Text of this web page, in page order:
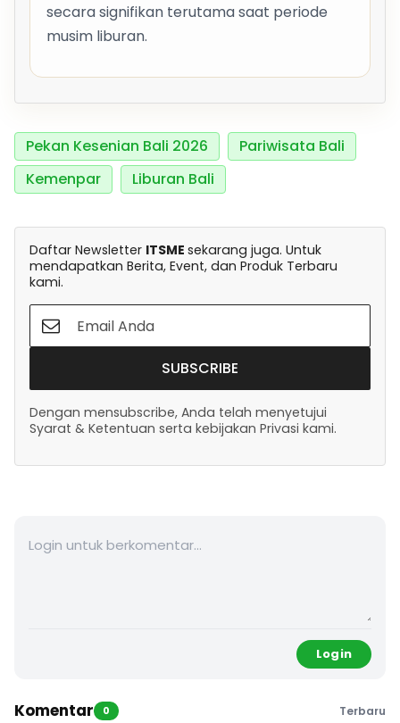
secara signifikan terutama saat periode
musim liburan.
Pekan Kesenian Bali 2026
Pariwisata Bali
Kemenpar
Liburan Bali
Daftar Newsletter ITSME sekarang juga. Untuk
mendapatkan Berita, Event, dan Produk Terbaru
kami.
SUBSCRIBE
Dengan mensubscribe, Anda telah menyetujui
Syarat & Ketentuan serta kebijakan Privasi kami.
Login
Komentar 0 Terbaru